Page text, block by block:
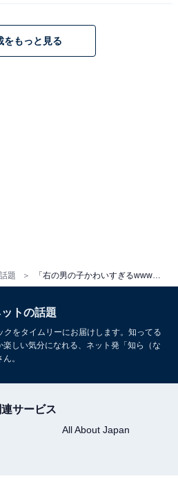
題
をもっと見る
トの話題
をタイムリーにお届けします。知ってる
しい気分になれる、ネット発「知ら（な
。
連サービス
All About Japan